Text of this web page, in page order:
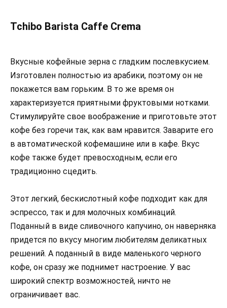
Tchibo Barista Caffe Crema
Вкусные кофейные зерна с гладким послевкусием.
Изготовлен полностью из арабики, поэтому он не
покажется вам горьким. В то же время он
характеризуется приятными фруктовыми нотками.
Стимулируйте свое воображение и приготовьте этот
кофе без горечи так, как вам нравится. Заварите его
в автоматической кофемашине или в кафе. Вкус
кофе также будет превосходным, если его
традиционно сцедить.
Этот легкий, бескислотный кофе подходит как для
эспрессо, так и для молочных комбинаций.
Поданный в виде сливочного капучино, он наверняка
придется по вкусу многим любителям деликатных
решений. А поданный в виде маленького черного
кофе, он сразу же поднимет настроение. У вас
широкий спектр возможностей, ничто не
ограничивает вас.